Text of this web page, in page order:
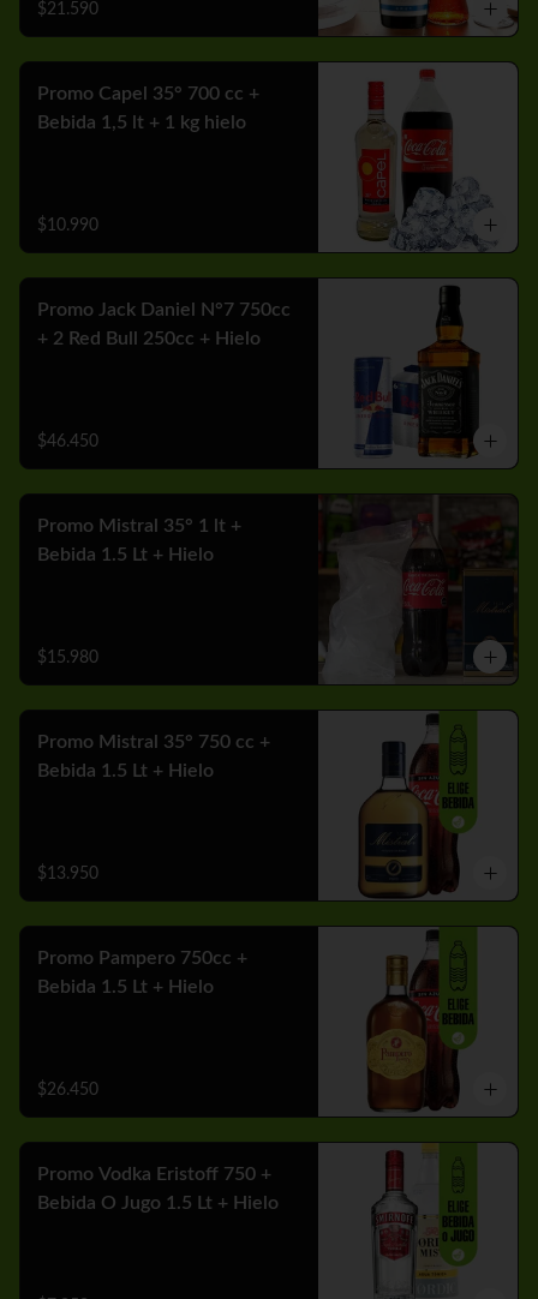
$21.590
Promo Capel 35° 700 cc +
Bebida 1,5 lt + 1 kg hielo
$10.990
Promo Jack Daniel N°7 750cc
+ 2 Red Bull 250cc + Hielo
$46.450
Promo Mistral 35° 1 lt +
Bebida 1.5 Lt + Hielo
$15.980
Promo Mistral 35° 750 cc +
Bebida 1.5 Lt + Hielo
$13.950
Promo Pampero 750cc +
Bebida 1.5 Lt + Hielo
$26.450
Promo Vodka Eristoff 750 +
Bebida O Jugo 1.5 Lt + Hielo